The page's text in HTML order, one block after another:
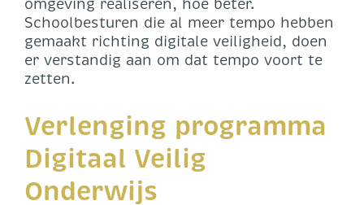
omgeving realiseren, hoe beter.
Schoolbesturen die al meer tempo hebben
gemaakt richting digitale veiligheid, doen
er verstandig aan om dat tempo voort te
zetten.
Verlenging programma
Digitaal Veilig
Onderwijs